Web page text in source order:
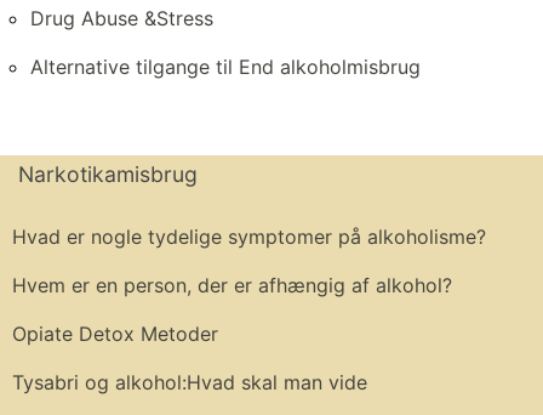
Drug Abuse &Stress
Alternative tilgange til End alkoholmisbrug
Narkotikamisbrug
Hvad er nogle tydelige symptomer på alkoholisme?
Hvem er en person, der er afhængig af alkohol?
Opiate Detox Metoder
Tysabri og alkohol:Hvad skal man vide